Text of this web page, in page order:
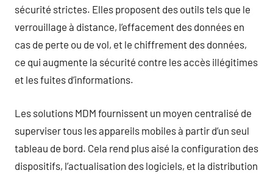
sécurité strictes. Elles proposent des outils tels que le
verrouillage à distance, l’effacement des données en
cas de perte ou de vol, et le chiffrement des données,
ce qui augmente la sécurité contre les accès illégitimes
et les fuites d’informations.
Les solutions MDM fournissent un moyen centralisé de
superviser tous les appareils mobiles à partir d’un seul
tableau de bord. Cela rend plus aisé la configuration des
dispositifs, l’actualisation des logiciels, et la distribution